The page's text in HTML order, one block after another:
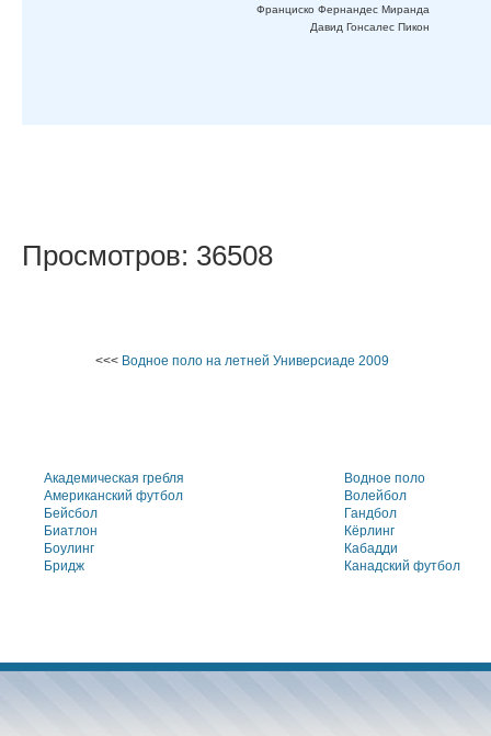
Франциско Фернандес Миранда
Давид Гонсалес Пикон
Просмотров: 36508
<<< Водное поло на летней Универсиаде 2009
Академическая гребля
Американский футбол
Бейсбол
Биатлон
Боулинг
Бридж
Водное поло
Волейбол
Гандбол
Кёрлинг
Кабадди
Канадский футбол